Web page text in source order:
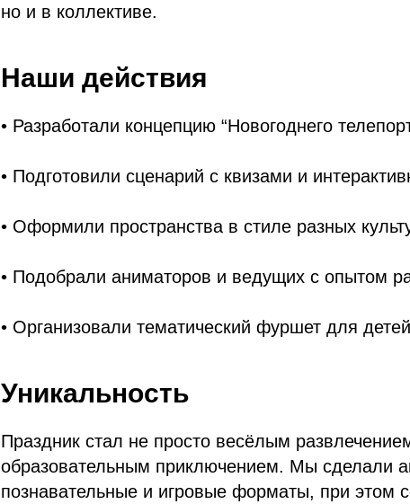
но и в коллективе.
Наши действия
• Разработали концепцию “Новогоднего
• Подготовили сценарий с квизами и
• Оформили пространства в стиле разных
• Подобрали аниматоров и ведущих с опытом
• Организовали тематический фуршет для
Уникальность
Праздник стал не просто весёлым
образовательным приключением. Мы сделали
познавательные и игровые форматы, при этом